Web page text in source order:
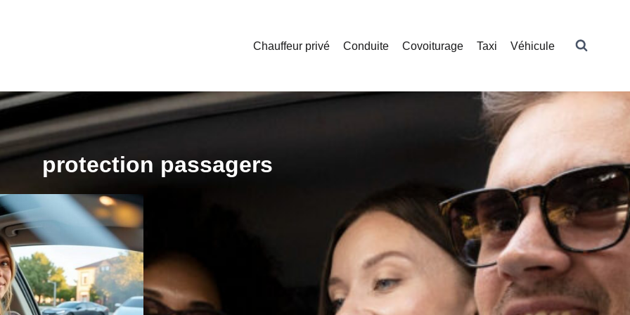
Chauffeur privé Conduite Covoiturage Taxi Véhicule
protection passagers